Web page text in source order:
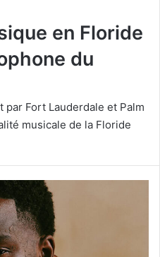
en Floride
du
par Fort Lauderdale et Palm
musicale de la Floride